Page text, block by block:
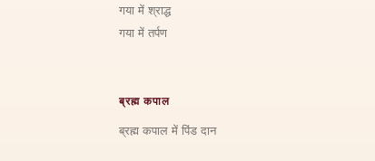
गया में श्राद्ध
गया में तर्पण
ब्रह्म कपाल
ब्रह्म कपाल में पिंड दान